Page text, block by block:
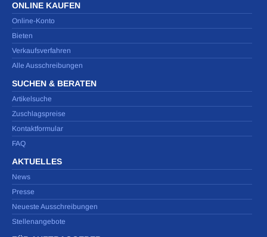
ONLINE KAUFEN
Online-Konto
Bieten
Verkaufsverfahren
Alle Ausschreibungen
SUCHEN & BERATEN
Artikelsuche
Zuschlagspreise
Kontaktformular
FAQ
AKTUELLES
News
Presse
Neueste Ausschreibungen
Stellenangebote